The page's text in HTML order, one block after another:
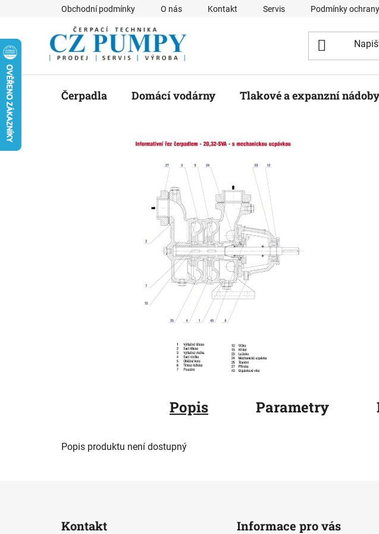
Obchodní podmínky O nás Kontakt Servis Podmínky
Čerpadla Domácí vodárny Tlakové a expanzní nádoby
Popis Parametry
Popis produktu není dostupný
Kontakt Informace pro vás